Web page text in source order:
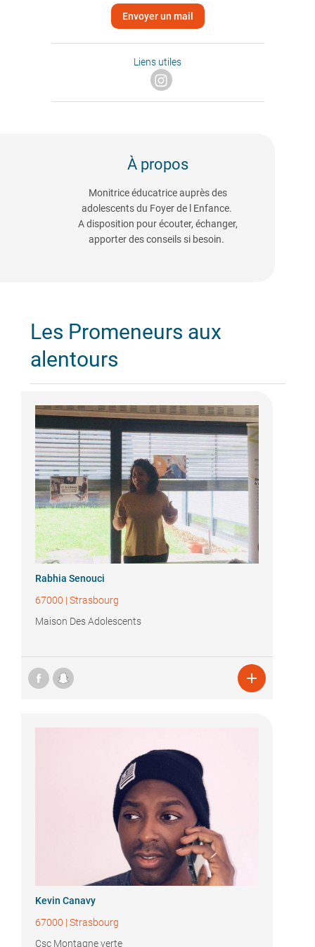
Envoyer un mail
Liens utiles
À propos
Monitrice éducatrice auprès des
adolescents du Foyer de l Enfance.
A disposition pour écouter, échanger,
apporter des conseils si besoin.
Les Promeneurs aux
alentours
Rabhia Senouci
67000 | Strasbourg
Maison Des Adolescents

Kevin Canavy
67000 | Strasbourg
Csc Montagne verte